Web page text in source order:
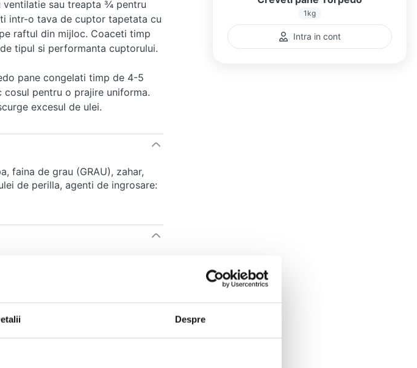
Despre
ventilatie sau treapta ¾ pentru
intr-o tava de cuptor tapetata cu
raftul din mijloc. Coaceti timp
tipul si performanta cuptorului.
pane congelati timp de 4-5
pentru o prajire uniforma.
excesul de ulei.
faina de grau (GRAU), zahar,
de perilla, agenti de ingrosare:
1kg
Intra in cont